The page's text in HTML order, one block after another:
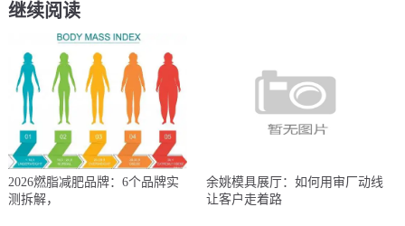
继续阅读
2026燃脂减肥品牌：6个品牌实
测拆解，
余姚模具展厅：如何用审厂动线
让客户走着路